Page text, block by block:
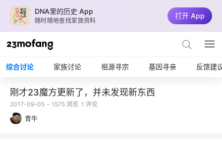
DNA里的历史 App
随时随地查找家族资料
打开 App
综合讨论 家族讨论 祖源寻宗 基因寻亲 反馈建
刚才23魔方更新了，并未发现新东西
青牛
2017-09-05 1575 浏览 1 评论